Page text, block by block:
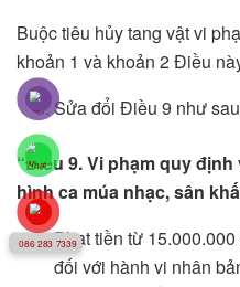
Buộc tiêu hủy tang vật vi
khoản 1 và khoản 2 Điều
Sửa đổi Điều 9 như
“Điều 9. Vi phạm quy
hình ca múa nhạc, sân
Phạt tiền từ
đối với hành vi nhân
086 283 7339